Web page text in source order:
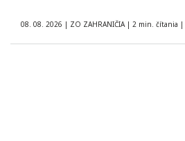
08. 08. 2026 | ZO ZAHRANIČIA | 2 min. čítania |